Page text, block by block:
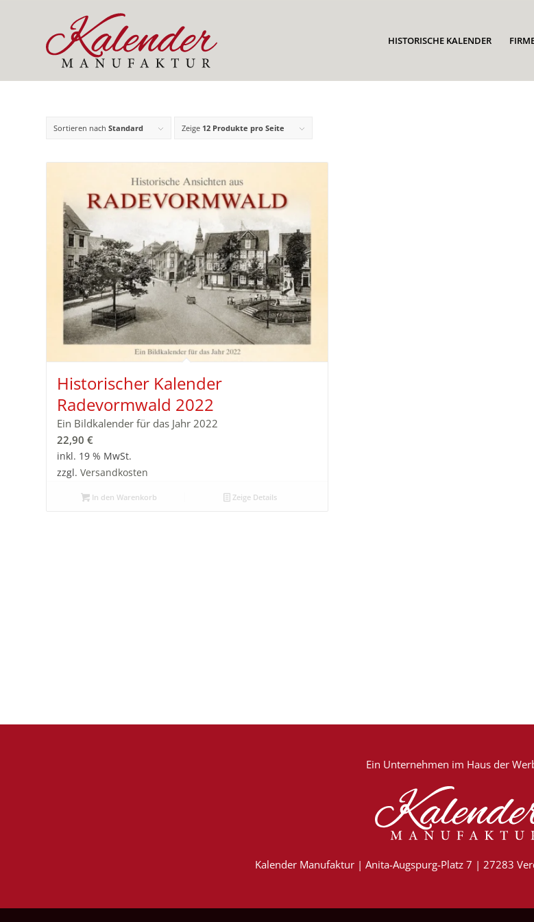
HISTORISCHE KALENDER
Sortieren nach Standard Zeige 12 Produkte pro Seite
Historischer Kalender
Radevormwald 2022
Ein Bildkalender für das Jahr 2022
22,90 €
inkl. 19 % MwSt.
zzgl. Versandkosten
In den Warenkorb Zeige Details
Ein Unternehmen im Haus der
Kalender Manufaktur | Anita-Augspurg-Platz 7 | 27283